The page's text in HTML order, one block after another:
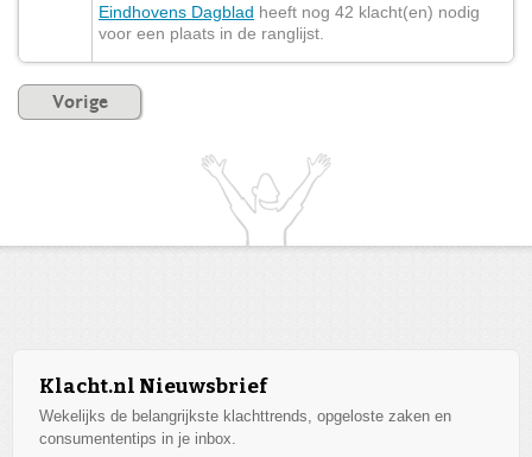
Eindhovens Dagblad heeft nog 42 klacht(en) nodig
voor een plaats in de ranglijst.
Vorige
Klacht.nl Nieuwsbrief
Wekelijks de belangrijkste klachttrends, opgeloste zaken en
consumententips in je inbox.